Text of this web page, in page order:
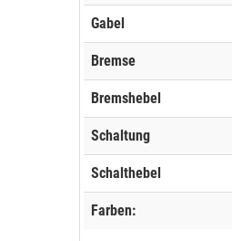
Gabel
Bremse
Bremshebel
Schaltung
Schalthebel
Farben: